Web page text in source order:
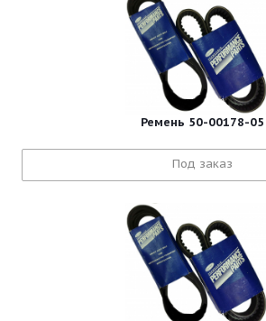
Ремень 50-00178-05
Под заказ